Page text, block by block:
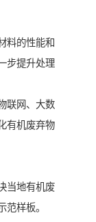
料的性能和
步提升处理
联网、大数
有机废弃物
当地有机废
样板。